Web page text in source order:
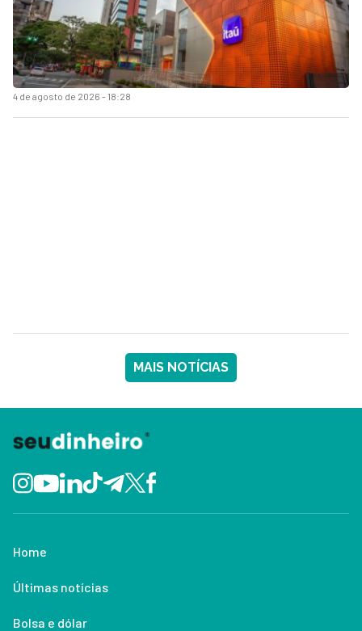
4 de agosto de 2026 - 18:28
MAIS NOTÍCIAS
Home
Últimas notícias
Bolsa e dólar